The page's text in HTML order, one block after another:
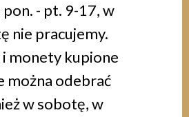
pon. - pt. 9-17, w
nie pracujemy.
monety kupione
można odebrać
w sobotę, w